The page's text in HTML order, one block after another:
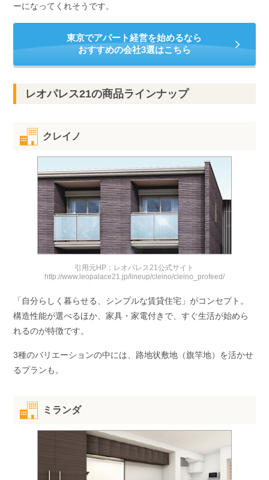
ーになってくれそうです。
東京でアパート経営を始めるなら
おすすめの会社3選はこちら
レオパレス21の商品ラインナップ
クレイノ
引用元HP：レオパレス21公式サイト
http://www.leopalace21.jp/lineup/cleino/cleino_profeed/
「自分らしく暮らせる、シンプルな賃貸住宅」がコンセプト。
構造性能が選べるほか、家具・家電付きで、すぐ生活が始めら
れるのが特徴です。
3種のバリエーションの中には、路地状敷地（旗竿地）を活かせ
るプランも。
ミランダ